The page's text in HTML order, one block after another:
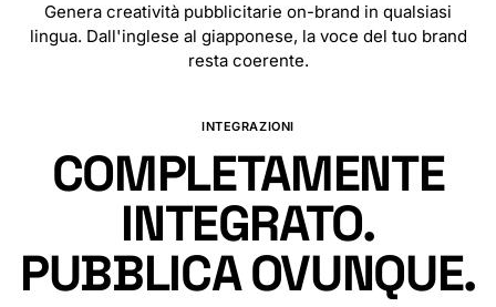
Genera creatività pubblicitarie on-brand in qualsiasi
lingua. Dall'inglese al giapponese, la voce del tuo brand
resta coerente.
🇨🇿 🇩🇰
INTEGRAZIONI
COMPLETAMENTE
INTEGRATO.
PUBBLICA OVUNQUE.